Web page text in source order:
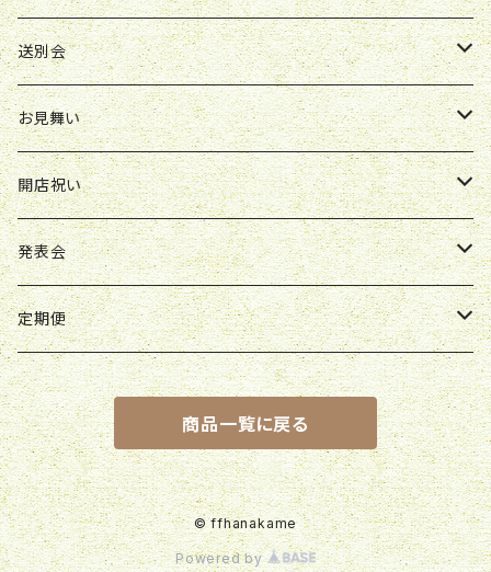
ボックスアレンジ
胡蝶蘭鉢
スタンド花
アレンジ
花束
アレンジ
ボックスアレンジ
スタンド花
送別会
花束
アレンジ
ボックスアレンジ
お見舞い
花束
アレンジ
ボックスアレンジ
開店祝い
アレンジ
スタンド花
観葉植物
胡蝶蘭鉢
発表会
アレンジ
花束
スタンド花
定期便
花束
商品一覧に戻る
© ffhanakame
Powered by